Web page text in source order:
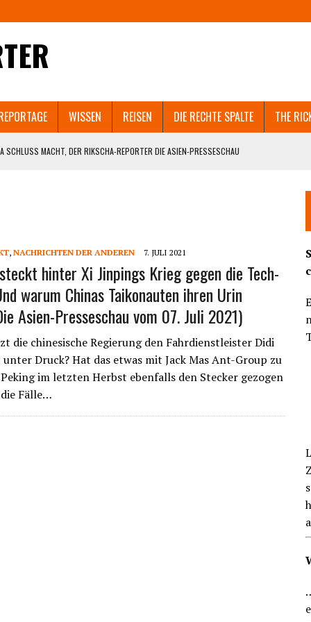
WISSEN REISEN DIE RECHTE SPALTE THE
SCHLUSS MACHT, DER RIKSCHA-REPORTER DIE ASIEN-PRESSESCHAU
SHANGHAI GEHT VIRAL. UND WELCHEM ASIATISCHEN LAND NACH SRI LANKA
DIE BEHÖRDEN BRUTAL DAGEGENHALTEN. SCHOCKIERENDE VIDEOS AUS DEM
BLICK
, NACHRICHTEN DER ANDEREN 7. JULI 2021
hinter Xi Jinpings Krieg gegen die Tech-
warum Chinas Taikonauten ihren Urin
Asien-Presseschau vom 07. Juli 2021)
die chinesische Regierung den Fahrdienstleister Didi
Druck? Hat das etwas mit Jack Mas Ant-Group zu
im letzten Herbst ebenfalls den Stecker gezogen
Fälle…